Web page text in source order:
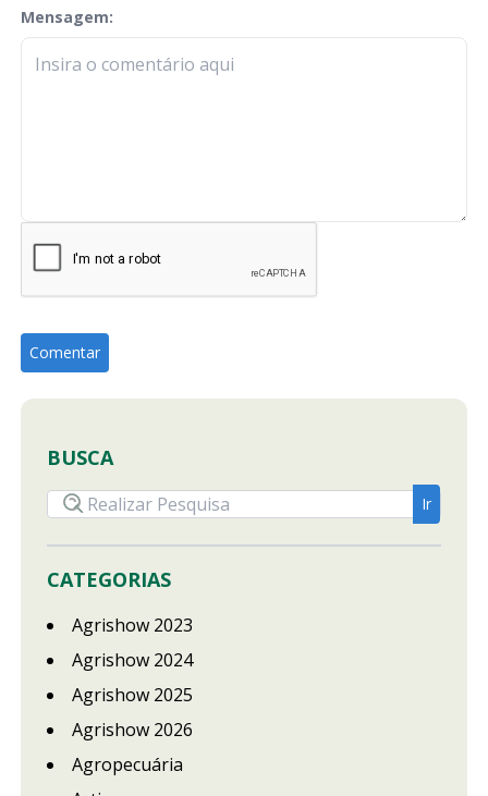
Mensagem:
check-terms
BUSCA
CATEGORIAS
Agrishow 2023
Agrishow 2024
Agrishow 2025
Agrishow 2026
Agropecuária